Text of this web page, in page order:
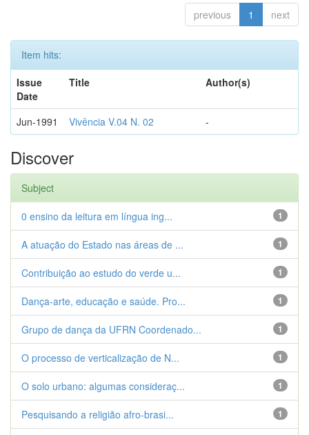
previous 1 next
Item hits:
Issue
Date
Title Author(s)
Jun-1991 Vivência V.04 N. 02 -
Discover
Subject
1
0 ensino da leitura em língua ing...
1
A atuação do Estado nas áreas de ...
1
Contribuição ao estudo do verde u...
1
Dança-arte, educação e saúde. Pro...
1
Grupo de dança da UFRN Coordenado...
1
O processo de verticalização de N...
1
O solo urbano: algumas consideraç...
1
Pesquisando a religião afro-brasi...